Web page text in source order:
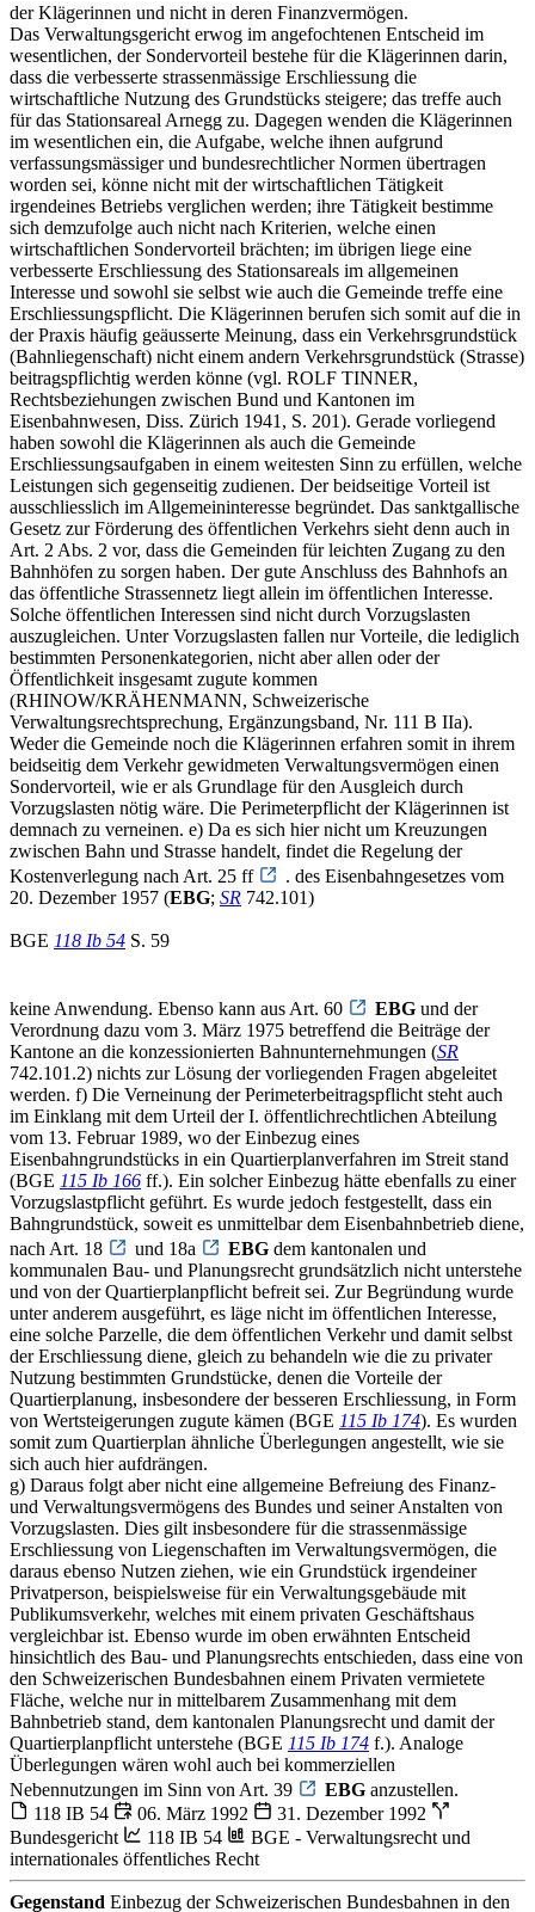
der Klägerinnen und nicht in deren Finanzvermögen.
Das Verwaltungsgericht erwog im angefochtenen Entscheid im
wesentlichen, der Sondervorteil bestehe für die Klägerinnen darin,
dass die verbesserte strassenmässige Erschliessung die
wirtschaftliche Nutzung des Grundstücks steigere; das treffe auch
für das Stationsareal Arnegg zu. Dagegen wenden die Klägerinnen
im wesentlichen ein, die Aufgabe, welche ihnen aufgrund
verfassungsmässiger und bundesrechtlicher Normen übertragen
worden sei, könne nicht mit der wirtschaftlichen Tätigkeit
irgendeines Betriebs verglichen werden; ihre Tätigkeit bestimme
sich demzufolge auch nicht nach Kriterien, welche einen
wirtschaftlichen Sondervorteil brächten; im übrigen liege eine
verbesserte Erschliessung des Stationsareals im allgemeinen
Interesse und sowohl sie selbst wie auch die Gemeinde treffe eine
Erschliessungspflicht. Die Klägerinnen berufen sich somit auf die in
der Praxis häufig geäusserte Meinung, dass ein Verkehrsgrundstück
(Bahnliegenschaft) nicht einem andern Verkehrsgrundstück (Strasse)
beitragspflichtig werden könne (vgl. ROLF TINNER,
Rechtsbeziehungen zwischen Bund und Kantonen im
Eisenbahnwesen, Diss. Zürich 1941, S. 201). Gerade vorliegend
haben sowohl die Klägerinnen als auch die Gemeinde
Erschliessungsaufgaben in einem weitesten Sinn zu erfüllen, welche
Leistungen sich gegenseitig zudienen. Der beidseitige Vorteil ist
ausschliesslich im Allgemeininteresse begründet. Das sanktgallische
Gesetz zur Förderung des öffentlichen Verkehrs sieht denn auch in
Art. 2 Abs. 2 vor, dass die Gemeinden für leichten Zugang zu den
Bahnhöfen zu sorgen haben. Der gute Anschluss des Bahnhofs an
das öffentliche Strassennetz liegt allein im öffentlichen Interesse.
Solche öffentlichen Interessen sind nicht durch Vorzugslasten
auszugleichen. Unter Vorzugslasten fallen nur Vorteile, die lediglich
bestimmten Personenkategorien, nicht aber allen oder der
Öffentlichkeit insgesamt zugute kommen
(RHINOW/KRÄHENMANN, Schweizerische
Verwaltungsrechtsprechung, Ergänzungsband, Nr. 111 B IIa).
Weder die Gemeinde noch die Klägerinnen erfahren somit in ihrem
beidseitig dem Verkehr gewidmeten Verwaltungsvermögen einen
Sondervorteil, wie er als Grundlage für den Ausgleich durch
Vorzugslasten nötig wäre. Die Perimeterpflicht der Klägerinnen ist
demnach zu verneinen. e) Da es sich hier nicht um Kreuzungen
zwischen Bahn und Strasse handelt, findet die Regelung der
Kostenverlegung nach Art. 25 ff
. des Eisenbahngesetzes vom
20. Dezember 1957 (EBG; SR 742.101)
BGE 118 Ib 54 S. 59
keine Anwendung. Ebenso kann aus Art. 60 EBG und der
Verordnung dazu vom 3. März 1975 betreffend die Beiträge der
Kantone an die konzessionierten Bahnunternehmungen (SR
742.101.2) nichts zur Lösung der vorliegenden Fragen abgeleitet
werden. f) Die Verneinung der Perimeterbeitragspflicht steht auch
im Einklang mit dem Urteil der I. öffentlichrechtlichen Abteilung
vom 13. Februar 1989, wo der Einbezug eines
Eisenbahngrundstücks in ein Quartierplanverfahren im Streit stand
(BGE 115 Ib 166 ff.). Ein solcher Einbezug hätte ebenfalls zu einer
Vorzugslastpflicht geführt. Es wurde jedoch festgestellt, dass ein
Bahngrundstück, soweit es unmittelbar dem Eisenbahnbetrieb diene,
nach Art. 18
und 18a EBG dem kantonalen und
kommunalen Bau- und Planungsrecht grundsätzlich nicht unterstehe
und von der Quartierplanpflicht befreit sei. Zur Begründung wurde
unter anderem ausgeführt, es läge nicht im öffentlichen Interesse,
eine solche Parzelle, die dem öffentlichen Verkehr und damit selbst
der Erschliessung diene, gleich zu behandeln wie die zu privater
Nutzung bestimmten Grundstücke, denen die Vorteile der
Quartierplanung, insbesondere der besseren Erschliessung, in Form
von Wertsteigerungen zugute kämen (BGE 115 Ib 174). Es wurden
somit zum Quartierplan ähnliche Überlegungen angestellt, wie sie
sich auch hier aufdrängen.
g) Daraus folgt aber nicht eine allgemeine Befreiung des Finanz-
und Verwaltungsvermögens des Bundes und seiner Anstalten von
Vorzugslasten. Dies gilt insbesondere für die strassenmässige
Erschliessung von Liegenschaften im Verwaltungsvermögen, die
daraus ebenso Nutzen ziehen, wie ein Grundstück irgendeiner
Privatperson, beispielsweise für ein Verwaltungsgebäude mit
Publikumsverkehr, welches mit einem privaten Geschäftshaus
vergleichbar ist. Ebenso wurde im oben erwähnten Entscheid
hinsichtlich des Bau- und Planungsrechts entschieden, dass eine von
den Schweizerischen Bundesbahnen einem Privaten vermietete
Fläche, welche nur in mittelbarem Zusammenhang mit dem
Bahnbetrieb stand, dem kantonalen Planungsrecht und damit der
Quartierplanpflicht unterstehe (BGE 115 Ib 174 f.). Analoge
Überlegungen wären wohl auch bei kommerziellen
Nebennutzungen im Sinn von Art. 39
EBG anzustellen.
118 IB 54
06. März 1992
31. Dezember 1992
Bundesgericht
118 IB 54
BGE - Verwaltungsrecht und
internationales öffentliches Recht
Gegenstand Einbezug der Schweizerischen Bundesbahnen in den